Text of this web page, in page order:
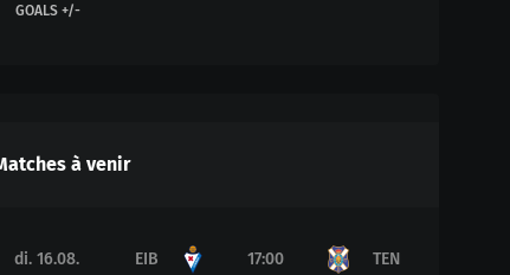
GOALS +/-
à venir
di. 16.08. EIB 17:00 TEN